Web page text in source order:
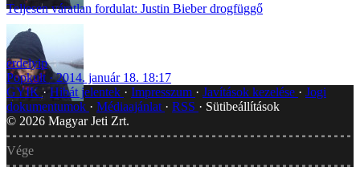
Teljesen váratlan fordulat: Justin Bieber drogfüggő
erdelyip
Popkult
2014. január 18. 18:17
GYIK
Hibát jelentek Impresszum Javítások kezelése
Jogi
dokumentumok
Médiaajánlat RSS
Sütibeállítások
© 2026 Magyar Jeti Zrt.
Vége